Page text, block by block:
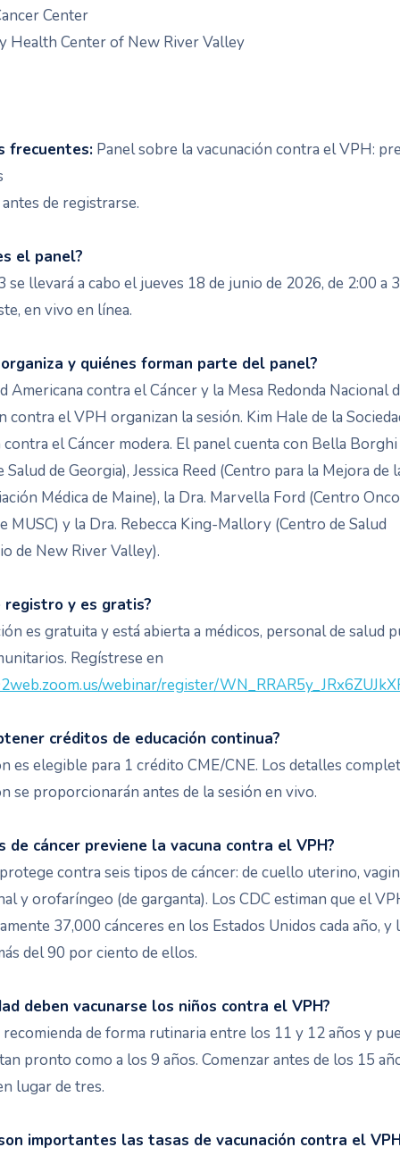
Center
Health Center of New River Valley
frecuentes:Panel sobre la vacunación contra el VPH:
de registrarse.
el panel?
se llevará a cabo el jueves 18 de junio de 2026, de 2:00 a
en vivo en línea.
y quiénes forman parte del panel?
Americana contra el Cáncer y la Mesa Redonda Nacional
contra el VPH organizan la sesión. Kim Hale de la
el Cáncer modera. El panel cuenta con Bella
Salud de Georgia), Jessica Reed (Centro para la Mejora de
Médica de Maine), la Dra. Marvella Ford (Centro
MUSC) y la Dra. Rebecca King-Mallory (Centro de Salud
de New River Valley).
registro y es gratis?
es gratuita y está abierta a médicos, personal de salud
Regístrese en
webinar/register/
créditos de educación continua?
es elegible para 1 crédito CME/CNE. Los detalles
se proporcionarán antes de la sesión en vivo.
de cáncer previene la vacuna contra el VPH?
contra seis tipos de cáncer: de cuello uterino,
y orofaríngeo (de garganta). Los CDC estiman que el
37,000 cánceres en los Estados Unidos cada año, y
del 90 por ciento de ellos.
deben vacunarse los niños contra el VPH?
recomienda de forma rutinaria entre los 11 y 12 años y
pronto como a los 9 años. Comenzar antes de los 15
lugar de tres.
importantes las tasas de vacunación contra el